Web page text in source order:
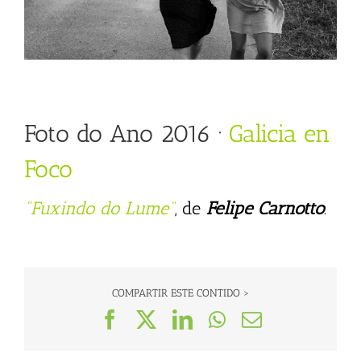
Foto do Ano 2016 · Galicia en
Foco
"Fuxindo do Lume", de Felipe Carnotto.
COMPARTIR ESTE CONTIDO >
FacebookLinkedIn
WhatsApp
Correo